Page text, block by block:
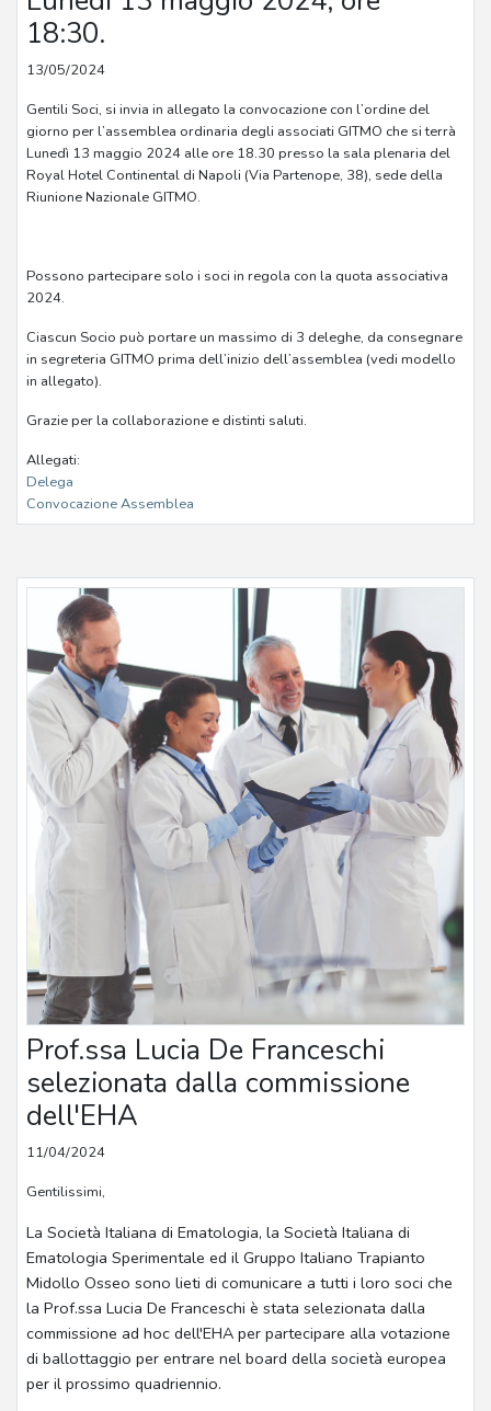
18:30.
13/05/2024
Gentili Soci, si invia in allegato la convocazione con l’ordine del
giorno per l’assemblea ordinaria degli associati GITMO che si terrà
Lunedì 13 maggio 2024 alle ore 18.30 presso la sala plenaria del
Royal Hotel Continental di Napoli (Via Partenope, 38), sede della
Riunione Nazionale GITMO.
Possono partecipare solo i soci in regola con la quota associativa
2024.
Ciascun Socio può portare un massimo di 3 deleghe, da consegnare
in segreteria GITMO prima dell’inizio dell’assemblea (vedi modello
in allegato).
Grazie per la collaborazione e distinti saluti.
Allegati:
Delega
Convocazione Assemblea
Prof.ssa Lucia De Franceschi
selezionata dalla commissione
dell'EHA
11/04/2024
Gentilissimi,
La Società Italiana di Ematologia, la Società Italiana di
Ematologia Sperimentale ed il Gruppo Italiano Trapianto
Midollo Osseo sono lieti di comunicare a tutti i loro soci che
la Prof.ssa Lucia De Franceschi è stata selezionata dalla
commissione ad hoc dell'EHA per partecipare alla votazione
di ballottaggio per entrare nel board della società europea
per il prossimo quadriennio.